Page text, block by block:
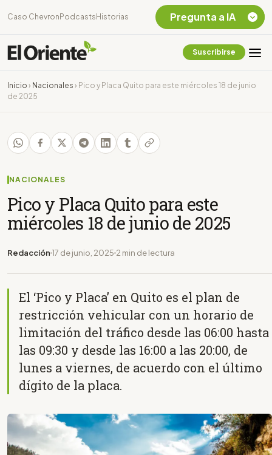
Caso Chevron Podcasts Historias
Suscribirse
Inicio › Nacionales › Pico y Placa Quito para este miércoles 18 de junio
de 2025
NACIONALES
Pico y Placa Quito para este
miércoles 18 de junio de 2025
Redacción 17 de junio, 2025 2 min de lectura
El ‘Pico y Placa’ en Quito es el plan de
restricción vehicular con un horario de
limitación del tráfico desde las 06:00 hasta
las 09:30 y desde las 16:00 a las 20:00, de
lunes a viernes, de acuerdo con el último
dígito de la placa.
Pregunta a IA
Chevron Ecuador